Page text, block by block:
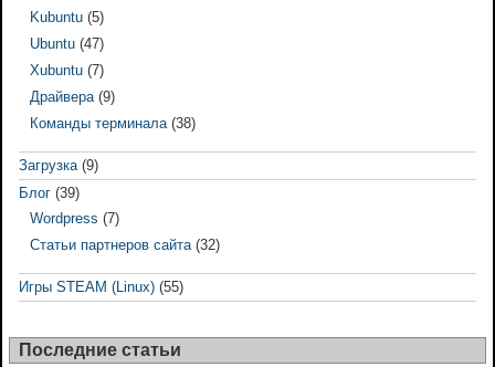
Kubuntu (5)
Ubuntu (47)
Xubuntu (7)
Драйвера(9)
Команды терминала(38)
Загрузка(9)
Блог (39)
Wordpress (7)
Статьи партнеров сайта(32)
Игры STEAM (Linux) (55)
Последние статьи